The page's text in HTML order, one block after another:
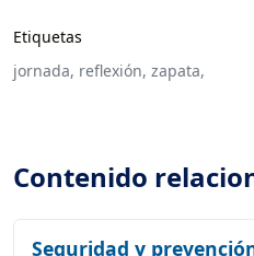
Etiquetas
jornada, reflexión, zapata,
Contenido
Seguridad y